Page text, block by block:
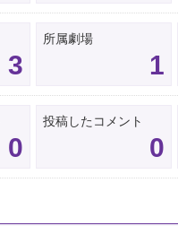
3
所属劇場
1
0
投稿したコメント
0